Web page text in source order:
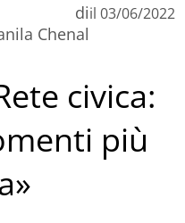
di
Chenal
il 03/06/2022
civica:
più